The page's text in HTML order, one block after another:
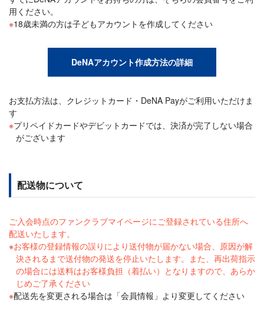
用ください。
18歳未満の方は子どもアカウントを作成してください
DeNAアカウント作成方法の詳細
お支払方法は、クレジットカード・DeNA Payがご利用いただけま
す
プリペイドカードやデビットカードでは、決済が完了しない場合
がございます
配送物について
ご入会時点のファンクラブマイページにご登録されている住所へ
配送いたします。
お客様の登録情報の誤りにより送付物が届かない場合、原因が解
決されるまで送付物の発送を停止いたします。また、再出荷指示
の場合には送料はお客様負担（着払い）となりますので、あらか
じめご了承ください
配送先を変更される場合は「会員情報」より変更してください